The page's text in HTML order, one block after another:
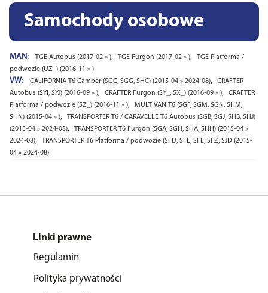
Samochody osobowe
MAN: TGE Autobus (2017-02 » ), TGE Furgon (2017-02 » ),
TGE Platforma /
podwozie (UZ_) (2016-11 » )
VW: CALIFORNIA T6 Camper (SGC, SGG, SHC) (2015-04 » 2024-08),
CRAFTER
Autobus (SYI, SYJ) (2016-09 » ), CRAFTER Furgon (SY_, SX_) (2016-09 » ),
CRAFTER
Platforma / podwozie (SZ_) (2016-11 » ),
MULTIVAN T6 (SGF, SGM, SGN, SHM,
SHN) (2015-04 » ),
TRANSPORTER T6 / CARAVELLE T6 Autobus (SGB, SGJ, SHB, SHJ)
(2015-04 » 2024-08),
TRANSPORTER T6 Furgon (SGA, SGH, SHA, SHH) (2015-04 »
2024-08),
TRANSPORTER T6 Platforma / podwozie (SFD, SFE, SFL, SFZ, SJD (2015-
04 » 2024-08)
Linki prawne
Regulamin
Polityka prywatności